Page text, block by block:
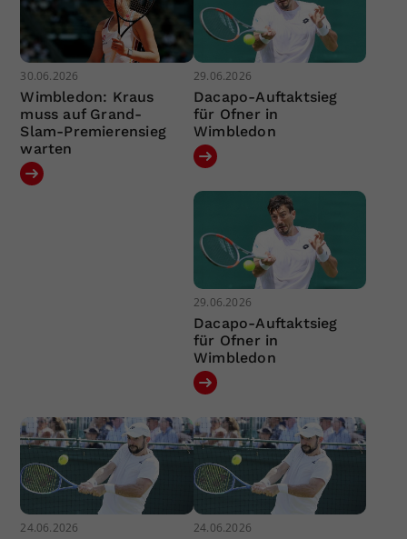
30.06.2026
Wimbledon: Kraus
muss auf Grand-
Slam-Premierensieg
warten
29.06.2026
Dacapo-Auftaktsieg
für Ofner in
Wimbledon
29.06.2026
Dacapo-Auftaktsieg
für Ofner in
Wimbledon
24.06.2026 24.06.2026